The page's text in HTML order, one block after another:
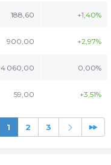
188,60 +1,40%
900,00 +2,97%
4 060,00 0,00%
59,00 +3,51%
1 2 3